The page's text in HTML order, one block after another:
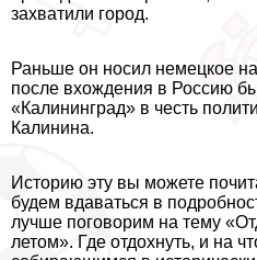
захватили город.
Раньше он носил немецкое
после вхождения в Россию
«Калининград» в честь
Калинина.
Историю эту вы можете
будем вдаваться в
лучше поговорим на тему
летом». Где отдохнуть, и на